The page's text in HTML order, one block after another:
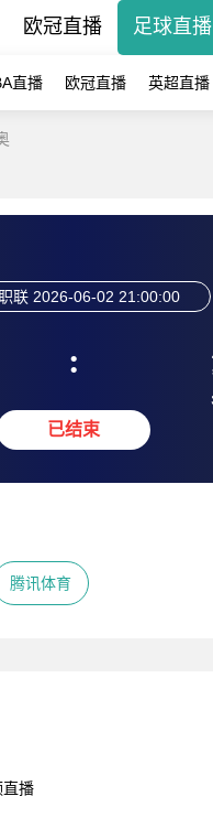
欧冠直播 足球直播
直播 欧冠直播 英超直播
联 2026-06-02 21:00:00
:
已结束
腾讯体育
直播